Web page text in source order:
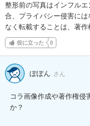
整形前の写真はインフル
合、プライバシー侵害に
なく転載することは、著作
役に立った 0
ぽぽん さん
コラ画像作成や著作権侵
か？